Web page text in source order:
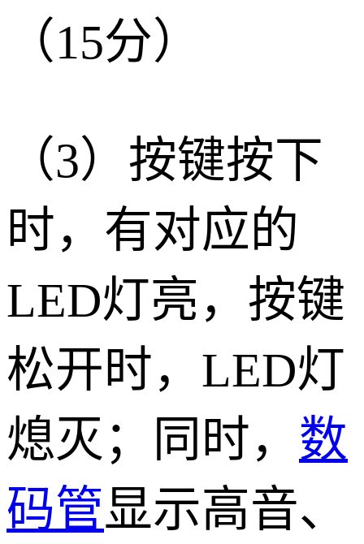
（15分）
（3）按键按下
时，有对应的
LED灯亮，按键
松开时，LED灯
熄灭；同时， 数
码管显示高音、